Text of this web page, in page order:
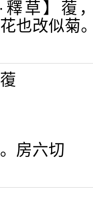
釋草】蕧
也改似菊
蕧
房六切